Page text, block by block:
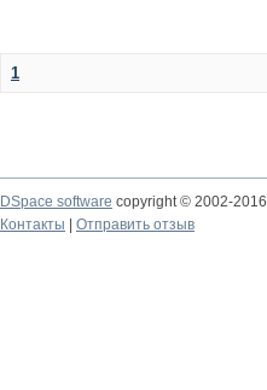
1
DSpace software copyright © 2002-2016
Контакты
Отправить отзыв